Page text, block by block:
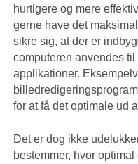
hurtigere og mere
gerne have det
sikre sig, at der er
computeren anvendes
applikationer.
for at få det optimale ud
Det er dog ikke
bestemmer, hvor